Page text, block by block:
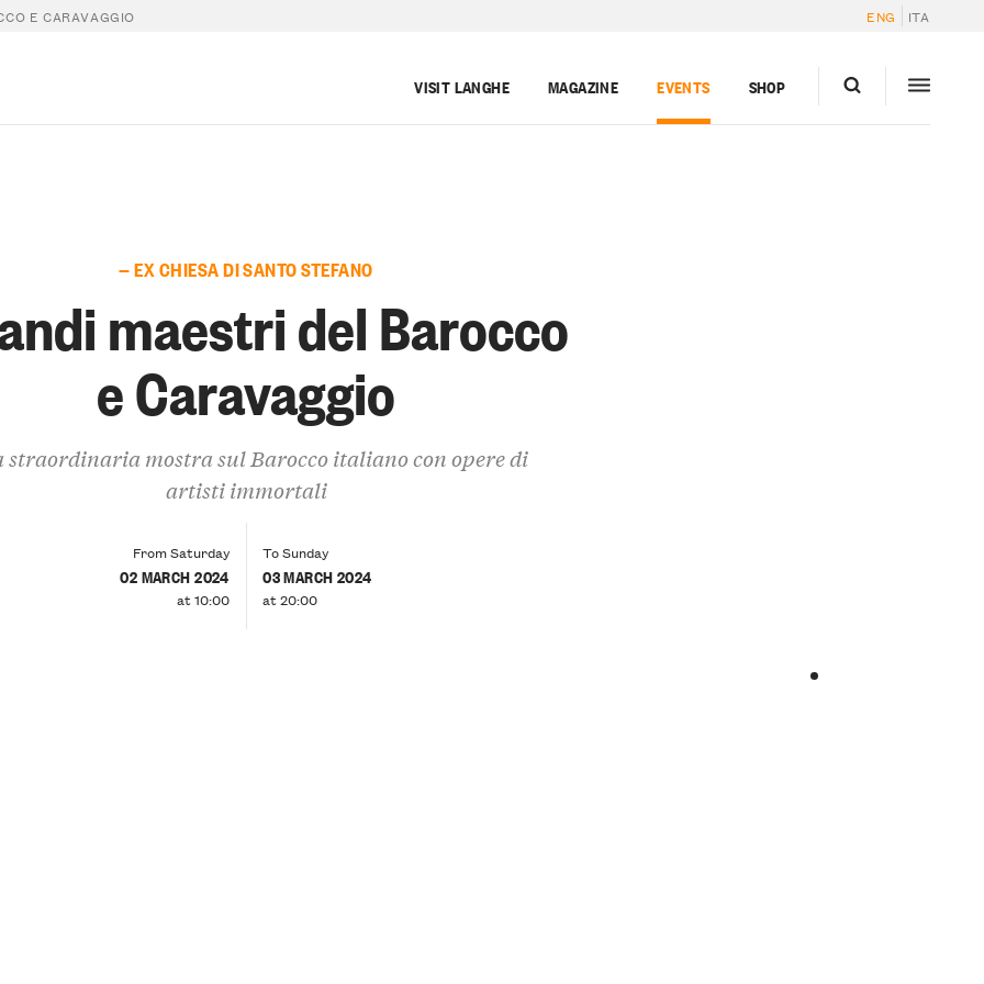
E CARAVAGGIO ENG ITA
VISIT LANGHE MAGAZINE EVENTS SHOP
— EX CHIESA DI SANTO STEFANO
maestri del Barocco
e Caravaggio
straordinaria mostra sul Barocco italiano con opere di
artisti immortali
From Saturday
02 MARCH 2024
at 10:00
To Sunday
03 MARCH 2024
at 20:00